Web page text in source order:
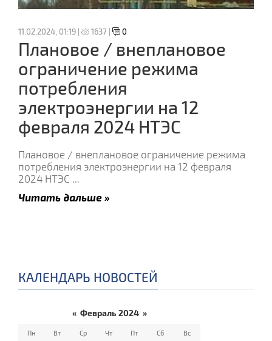
11.02.2024, 01:19 | 1637 | 0
Плановое / внеплановое
ограничение режима
потребления
электроэнергии на 12
февраля 2024 НТЭС
Плановое / внеплановое ограничение режима
потребления электроэнергии на 12 февраля
2024 НТЭС ...
Читать дальше »
КАЛЕНДАРЬ НОВОСТЕЙ
« Февраль 2024 »
Пн Вт Ср Чт Пт Сб Вс